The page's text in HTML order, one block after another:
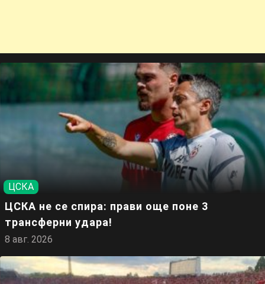
ЦСКА
ЦСКА не се спира: прави още поне 3
трансферни удара!
8 авг. 2026